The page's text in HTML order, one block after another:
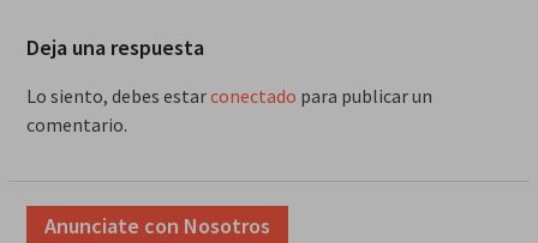
Deja una respuesta
Lo siento, debes estarconectado para publicar un
comentario.
Anunciate con Nosotros